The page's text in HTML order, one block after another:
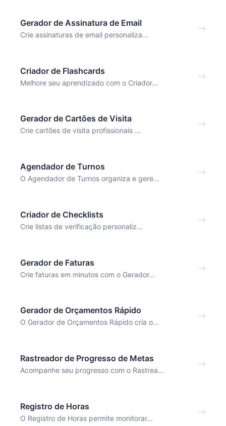
Gerador de Assinatura de Email
Crie assinaturas de email personaliza...
Criador de Flashcards
Melhore seu aprendizado com o Criador...
Gerador de Cartões de Visita
Crie cartões de visita profissionais ...
Agendador de Turnos
O Agendador de Turnos organiza e gere...
Criador de Checklists
Crie listas de verificação personaliz...
Gerador de Faturas
Crie faturas em minutos com o Gerador...
Gerador de Orçamentos Rápido
O Gerador de Orçamentos Rápido cria o...
Rastreador de Progresso de Metas
Acompanhe seu progresso com o Rastrea...
Registro de Horas
O Registro de Horas permite monitorar...